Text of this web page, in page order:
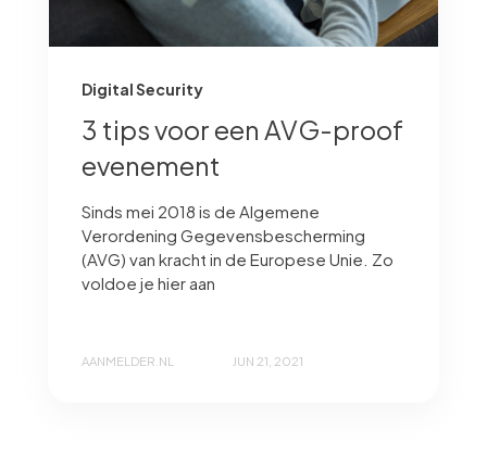
Digital Security
3 tips voor een AVG-proof
evenement
Sinds mei 2018 is de Algemene
Verordening Gegevensbescherming
(AVG) van kracht in de Europese Unie. Zo
voldoe je hier aan
AANMELDER.NL JUN 21, 2021